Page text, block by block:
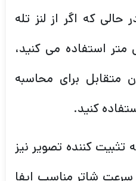
حالی که اگر از لنز تله
از 100 میلی متر استفاده می کنید،
متقابل برای محاسبه
کنید.
کننده تصویر نیز
شاتر مناسب ایفا